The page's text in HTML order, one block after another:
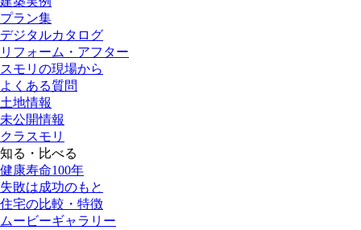
プラン集
デジタルカタログ
リフォーム・アフター
スモリの現場から
よくある質問
土地情報
未公開情報
クラスモリ
知る・比べる
健康寿命100年
失敗は成功のもと
住宅の比較・特徴
ムービーギャラリー